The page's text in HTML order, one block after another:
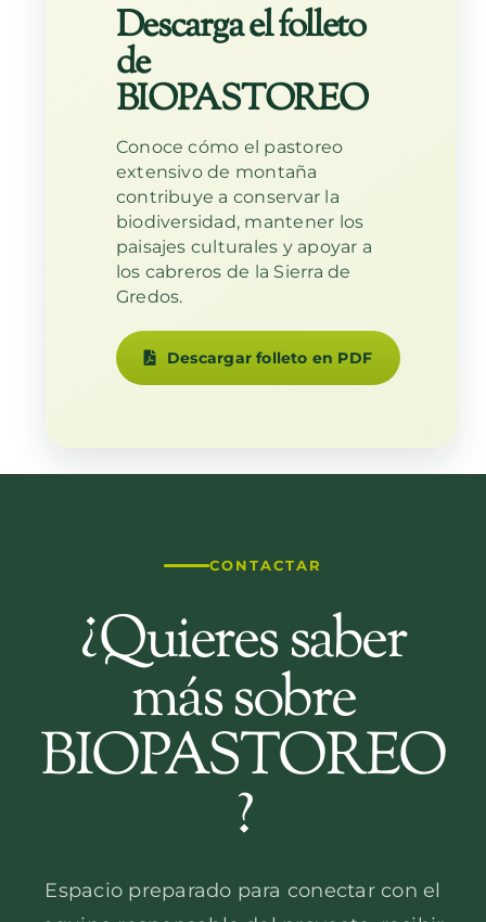
Descarga el folleto
de
BIOPASTOREO
Conoce cómo el pastoreo
extensivo de montaña
contribuye a conservar la
biodiversidad, mantener los
paisajes culturales y apoyar a
los cabreros de la Sierra de
Gredos.
Descargar folleto en PDF
CONTACTAR
¿Quieres saber
más sobre
BIOPASTOREO
?
Espacio preparado para conectar con el